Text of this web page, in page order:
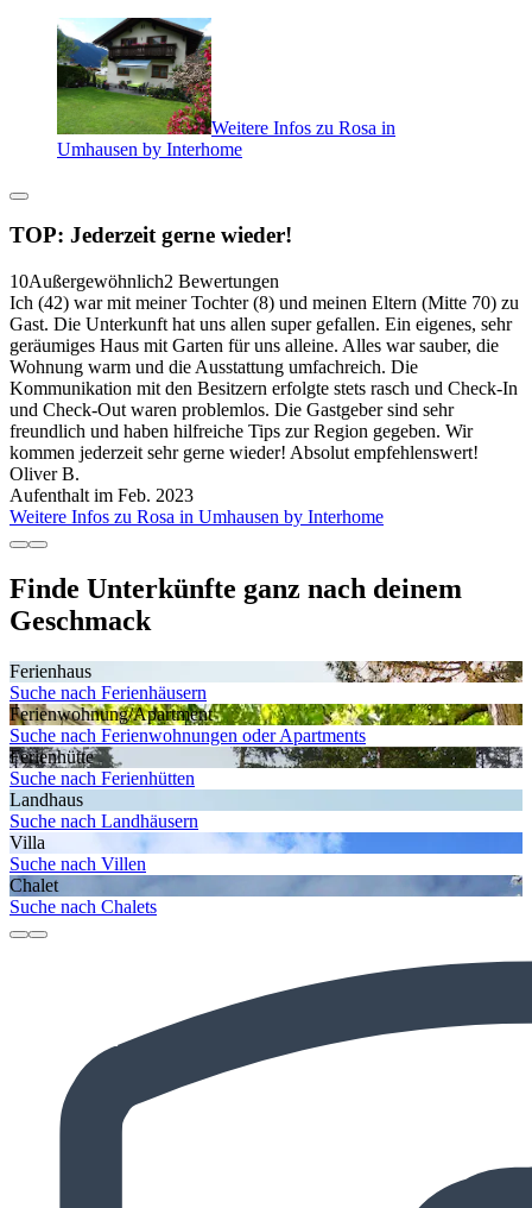
Weitere Infos zu Rosa in
Umhausen by Interhome
TOP: Jederzeit gerne wieder!
10Außergewöhnlich2 Bewertungen
Ich (42) war mit meiner Tochter (8) und meinen Eltern (Mitte 70) zu
Gast. Die Unterkunft hat uns allen super gefallen. Ein eigenes, sehr
geräumiges Haus mit Garten für uns alleine. Alles war sauber, die
Wohnung warm und die Ausstattung umfachreich. Die
Kommunikation mit den Besitzern erfolgte stets rasch und Check-In
und Check-Out waren problemlos. Die Gastgeber sind sehr
freundlich und haben hilfreiche Tips zur Region gegeben. Wir
kommen jederzeit sehr gerne wieder! Absolut empfehlenswert!
Oliver B.
Aufenthalt im Feb. 2023
Weitere Infos zu Rosa in Umhausen by Interhome
Finde Unterkünfte ganz nach deinem
Geschmack
Ferienhaus
Suche nach Ferienhäusern
Ferienwohnung/Apartment
Suche nach Ferienwohnungen oder Apartments
Ferienhütte
Suche nach Ferienhütten
Landhaus
Suche nach Landhäusern
Villa
Suche nach Villen
Chalet
Suche nach Chalets